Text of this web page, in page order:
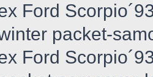
Ford
packet-
Ford